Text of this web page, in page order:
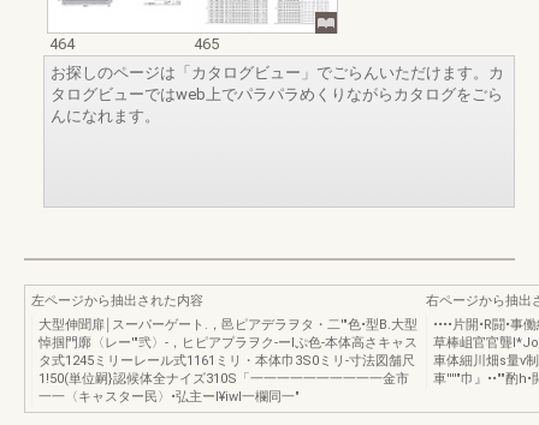
464
465
お探しのページは「カタログビュー」でごらんいただけます。カ
タログビューではweb上でパラパラめくりながらカタログをごら
んになれます。
左ページから抽出された内容
大型伸聞扉￨スーパーゲート.，邑ピアデラヲタ・二'"色•型B.大型
悼掴門廓〈レー'"弐〉-，ヒピアプラヲク-ーlぷ色-本体高さキャス
タ式1245ミリーレール式1161ミリ・本体巾3S0ミリ-寸法図舗尺
1!50(単位嗣}認候体全ナイズ310S「一一一一一一一一一一金市
一一〈キャスター民〉•弘主ーI¥iwI一欄同一"
右ページから抽出
••••片開•R闘•
草棒岨官官聾
車体細川畑s量v
車''''"巾』••""酌h•